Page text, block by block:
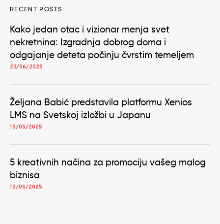
RECENT POSTS
Kako jedan otac i vizionar menja svet
nekretnina: Izgradnja dobrog doma i
odgajanje deteta počinju čvrstim temeljem
23/06/2025
Željana Babić predstavila platformu Xenios
LMS na Svetskoj izložbi u Japanu
15/05/2025
5 kreativnih načina za promociju vašeg malog
biznisa
15/05/2025